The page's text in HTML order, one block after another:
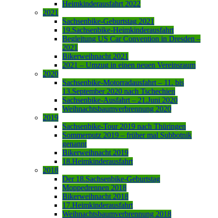
Heimkinderausfahrt 2022
2021
Sachsenbike-Geburtstag 2021
19.Sachsenbike-Heimkinderausfahrt
Begleitung US Car Convention in Dresden –
2021
Bikerweihnacht 2021
2021 – Umzug in einen neuen Vereinsraum
2020
Sachsenbike-Motorradausfahrt – 11. bis
13.September 2020 nach Tschechien
Sachsenbike-Ausfahrt – 21.Juni 2020
Weihnachtsbaumverbrennung 2020
2019
Sachsenbike-Tour 2019 nach Thüringen
Sommerputz 2019 – früher mal Subbotnik
genannt
Bikerweihnacht 2019
18.Heimkinderausfahrt
2018
Der 18.Sachsenbike-Geburtstag
Moppedrennen 2018
Bikerweihnacht 2018
17.Heimkinderausfahrt
Weihnachtsbaumverbrennung 2018